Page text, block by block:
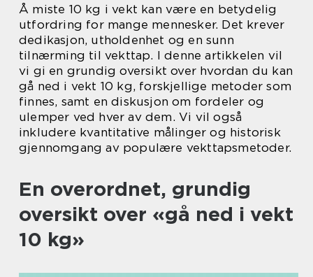
Å miste 10 kg i vekt kan være en betydelig
utfordring for mange mennesker. Det krever
dedikasjon, utholdenhet og en sunn
tilnærming til vekttap. I denne artikkelen vil
vi gi en grundig oversikt over hvordan du kan
gå ned i vekt 10 kg, forskjellige metoder som
finnes, samt en diskusjon om fordeler og
ulemper ved hver av dem. Vi vil også
inkludere kvantitative målinger og historisk
gjennomgang av populære vekttapsmetoder.
En overordnet, grundig
oversikt over «gå ned i vekt
10 kg»